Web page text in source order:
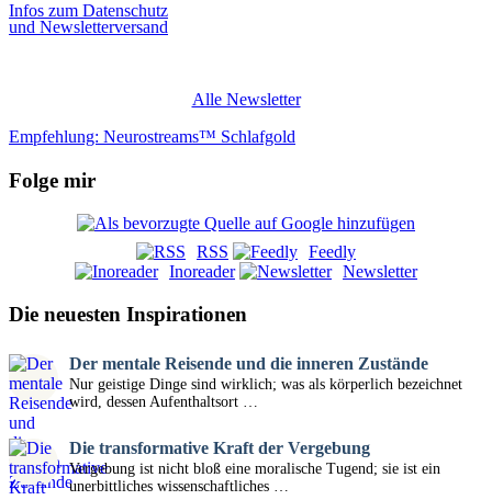
Infos zum Datenschutz
und Newsletterversand
Alle Newsletter
Empfehlung: Neurostreams™ Schlafgold
Folge mir
RSS
Feedly
Inoreader
Newsletter
Die neuesten Inspirationen
Der mentale Reisende und die inneren Zustände
Nur geistige Dinge sind wirklich; was als körperlich bezeichnet
wird, dessen Aufenthaltsort …
Die transformative Kraft der Vergebung
Vergebung ist nicht bloß eine moralische Tugend; sie ist ein
unerbittliches wissenschaftliches …